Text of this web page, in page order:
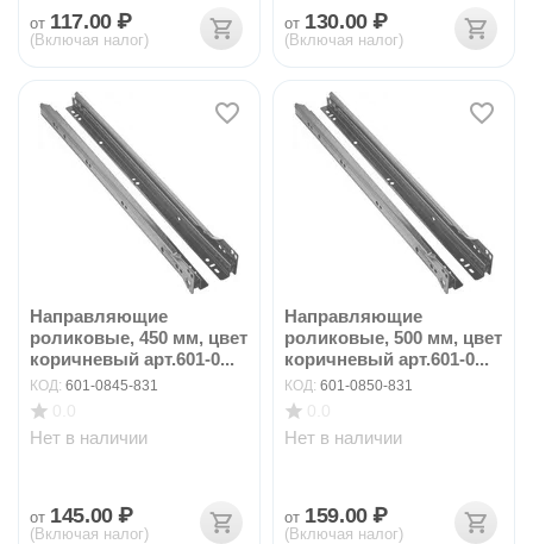
от 117.00 ₽
(Включая налог)
от 130.00 ₽
(Включая налог)
Направляющие
роликовые, 450 мм, цвет
коричневый арт.601-0...
КОД: 601-0845-831
Нет в наличии
от 145.00 ₽
(Включая налог)
Направляющие
роликовые, 500 мм, цвет
коричневый арт.601-0...
КОД: 601-0850-831
Нет в наличии
от 159.00 ₽
(Включая налог)